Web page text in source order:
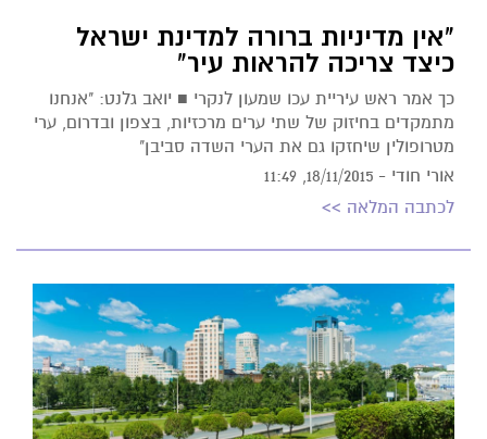
"אין מדיניות ברורה למדינת ישראל
כיצד צריכה להראות עיר"
כך אמר ראש עיריית עכו שמעון לנקרי ■ יואב גלנט: "אנחנו
מתמקדים בחיזוק של שתי ערים מרכזיות, בצפון ובדרום, ערי
מטרופולין שיחזקו גם את הערי השדה סביבן"
אורי חודי - 18/11/2015, 11:49
לכתבה המלאה >>